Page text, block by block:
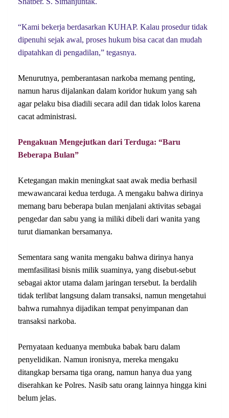
“Kami bekerja berdasarkan KUHAP. Kalau prosedur tidak
dipenuhi sejak awal, proses hukum bisa cacat dan mudah
dipatahkan di pengadilan,” tegasnya.
Menurutnya, pemberantasan narkoba memang penting,
namun harus dijalankan dalam koridor hukum yang sah
agar pelaku bisa diadili secara adil dan tidak lolos karena
cacat administrasi.
Pengakuan Mengejutkan dari Terduga: “Baru
Beberapa Bulan”
Ketegangan makin meningkat saat awak media berhasil
mewawancarai kedua terduga. A mengaku bahwa dirinya
memang baru beberapa bulan menjalani aktivitas sebagai
pengedar dan sabu yang ia miliki dibeli dari wanita yang
turut diamankan bersamanya.
Sementara sang wanita mengaku bahwa dirinya hanya
memfasilitasi bisnis milik suaminya, yang disebut-sebut
sebagai aktor utama dalam jaringan tersebut. Ia berdalih
tidak terlibat langsung dalam transaksi, namun mengetahui
bahwa rumahnya dijadikan tempat penyimpanan dan
transaksi narkoba.
Pernyataan keduanya membuka babak baru dalam
penyelidikan. Namun ironisnya, mereka mengaku
ditangkap bersama tiga orang, namun hanya dua yang
diserahkan ke Polres. Nasib satu orang lainnya hingga kini
belum jelas.